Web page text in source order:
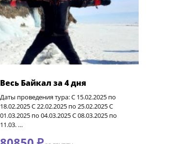
Весь Байкал за 4 дня
Даты проведения тура: С 15.02.2025 по
18.02.2025 С 22.02.2025 по 25.02.2025 С
01.03.2025 по 04.03.2025 С 08.03.2025 по
11.03. …